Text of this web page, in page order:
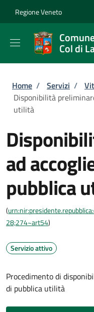
Regione Veneto
Col di
Briciole di
Home / Servizi /
Disponibilità
utilità
ad
pubblica
(
28;274~art54)
Servizio attivo
Procedimento di
di pubblica utilità